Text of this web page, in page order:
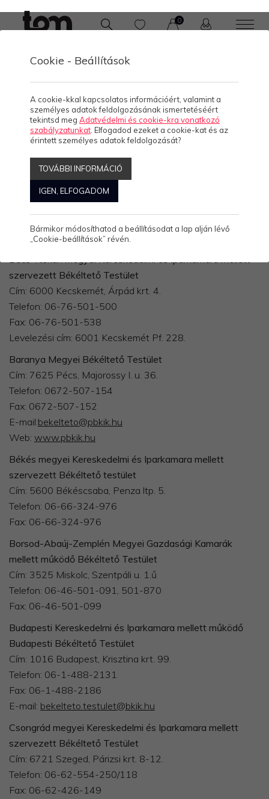
0
Bács-Kiskun megyei Kereskedelmi és Iparkamara mellett
szervezett Békéltető Testület
Cím: 6000 Kecskemét, Árpád krt. 4.
Telefon: 06-76-501-500
Fax: 06-76-501-538
Levelezési cím: 6001 Kecskemét Pf. 228.
Baranya Megyei Békéltető Testület
Cím: 7625 Pécs, Majorossy I. u. 36.
Telefon: 0672-507-154
Fax: 0672-507-152
E-mail:bekelteto@pbkik.hu
Web: www.pbkik.hu
Békés megyei Kereskedelmi és Iparkamara mellett
szervezett Békéltető testület
Cím: 5600 Békéscsaba, Penza ltp. 5.
Telefon: 06-66-324-976
Fax: 06-66-324-976
Borsod-Abaúj-Zemplén Megyei Gazdasági Kamarák
mellett működő Békéltető Testület
Cím: 3525 Miskolc, Szentpáli u. 1.ű
Telefon: 06-46-501-091, 501-870
Fax: 06-46-501-099
Budapesti Kereskedelmi és Iparkamara mellett működő
Budapesti Békéltető Testület
Cím: 1016 Budapest, Krisztina krt. 99.
Telefon: 06-1-488-2131
Fax: 06-1-488-2186
E-mail: bekelteto.testulet@bkik.hu
Csongrád megyei Kereskedelmi és Iparkamara mellett
szervezett Békéltető Testület
Cím: 6721 Szeged, Párizsi krt. 8-12.
Telefon: 06-62-554-250/118
Fax: 06-62-426-149
Cookie - Beállítások
A cookie-kkal kapcsolatos információért, valamint a
személyes adatok feldolgozásának ismertetéséért
tekintsd meg Adatvédelmi és cookie-kra vonatkozó
szabályzatunkat . Elfogadod ezeket a cookie-kat és az
érintett személyes adatok feldolgozását?
TOVÁBBI INFORMÁCIÓ
IGEN, ELFOGADOM
Bármikor módosíthatod a beállításodat a lap alján lévő
„Cookie-beállítások” révén.